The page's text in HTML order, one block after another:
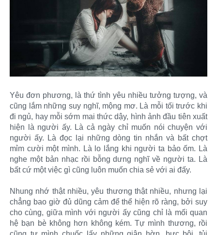
Yêu đơn phương, là thứ tình yêu nhiều tưởng tượng, và
cũng lắm những suy nghĩ, mộng mơ. Là mỗi tối trước khi
đi ngủ, hay mỗi sớm mai thức dậy, hình ảnh đầu tiên xuất
hiện là người ấy. Là cả ngày chỉ muốn nói chuyện với
người ấy. Là đọc lại những dòng tin nhắn và bất chợt
mỉm cười một mình. Là lo lắng khi người ta bảo ốm. Là
nghe một bản nhạc rồi bỗng dưng nghĩ về người ta. Là
bất cứ một việc gì cũng luôn muốn chia sẻ với ai đấy.
Nhung nhớ thật nhiều, yêu thương thật nhiều, nhưng lại
chẳng bao giờ đủ dũng cảm để thể hiện rõ ràng, bởi suy
cho cùng, giữa mình với người ấy cũng chỉ là mối quan
hệ bạn bè không hơn không kém. Tự mình thương, rồi